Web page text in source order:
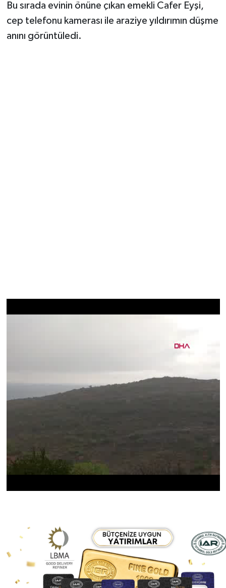
Bu sırada evinin önüne çıkan emekli Cafer Eyşi,
cep telefonu kamerası ile araziye yıldırımın düşme
anını görüntüledi.